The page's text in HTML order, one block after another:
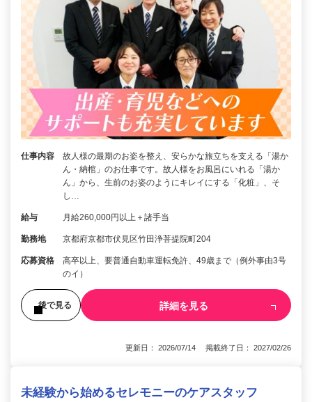
仕事内容
故人様の最期のお姿を整え、安らかな旅立ちを支える「湯か
ん・納棺」のお仕事です。故人様をお風呂にいれる「湯か
ん」から、生前のお姿のようにキレイにする「化粧」、そ
し…
給与 月給260,000円以上＋諸手当
勤務地 京都府京都市伏見区竹田浄菩提院町204
応募資格
高卒以上、要普通自動車運転免許、49歳まで（例外事由3号
のイ）
後で見る 詳細を見る
更新日： 2026/07/14 掲載終了日： 2027/02/26
未経験から始めるセレモニーのケアスタッフ